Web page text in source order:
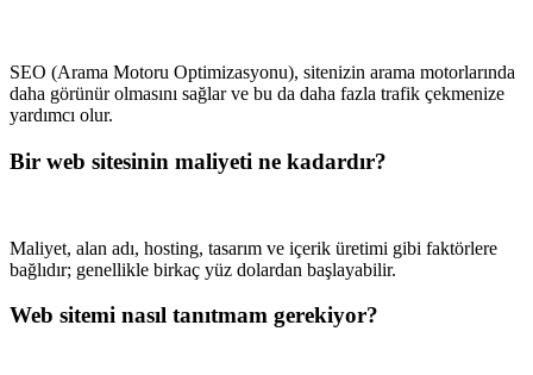
SEO (Arama Motoru Optimizasyonu), sitenizin arama motorlarında
daha görünür olmasını sağlar ve bu da daha fazla trafik çekmenize
yardımcı olur.
Bir web sitesinin maliyeti ne kadardır?
Maliyet, alan adı, hosting, tasarım ve içerik üretimi gibi faktörlere
bağlıdır; genellikle birkaç yüz dolardan başlayabilir.
Web sitemi nasıl tanıtmam gerekiyor?